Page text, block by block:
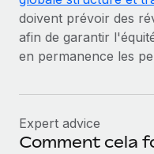
doivent prévoir des
afin de garantir
en permanence les
Expert advice
Comment cela